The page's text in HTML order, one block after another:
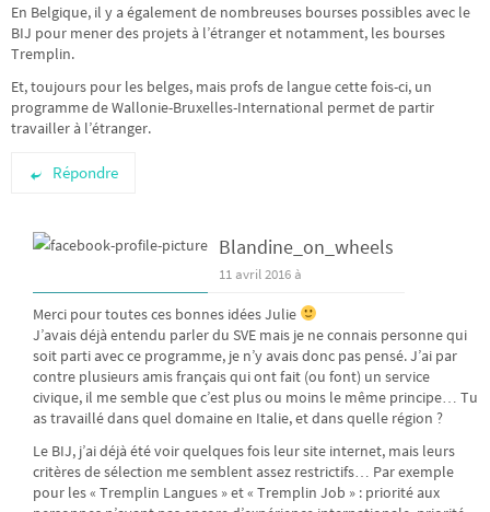
En Belgique, il y a également de nombreuses bourses possibles avec le
BIJ pour mener des projets à l’étranger et notamment, les bourses
Tremplin.
Et, toujours pour les belges, mais profs de langue cette fois-ci, un
programme de Wallonie-Bruxelles-International permet de partir
travailler à l’étranger.
Répondre
Blandine_on_wheels
11 avril 2016 à
Merci pour toutes ces bonnes idées Julie
J’avais déjà entendu parler du SVE mais je ne connais personne qui
soit parti avec ce programme, je n’y avais donc pas pensé. J’ai par
contre plusieurs amis français qui ont fait (ou font) un service
civique, il me semble que c’est plus ou moins le même principe… Tu
as travaillé dans quel domaine en Italie, et dans quelle région ?
Le BIJ, j’ai déjà été voir quelques fois leur site internet, mais leurs
critères de sélection me semblent assez restrictifs… Par exemple
pour les « Tremplin Langues » et « Tremplin Job » : priorité aux